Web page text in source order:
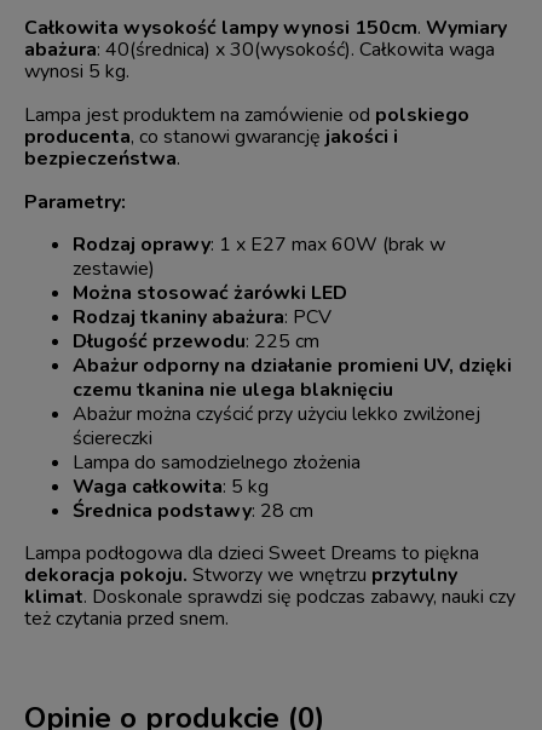
Całkowita wysokość lampy wynosi 150cm. Wymiary
abażura: 40(średnica) x 30(wysokość). Całkowita waga
wynosi 5 kg.
Lampa jest produktem na zamówienie od polskiego
producenta, co stanowi gwarancję jakości i
bezpieczeństwa.
Parametry:
Rodzaj oprawy: 1 x E27 max 60W (brak w
zestawie)
Można stosować żarówki LED
Rodzaj tkaniny abażura: PCV
Długość przewodu: 225 cm
Abażur odporny na działanie promieni UV, dzięki
czemu tkanina nie ulega blaknięciu
Abażur można czyścić przy użyciu lekko zwilżonej
ściereczki
Lampa do samodzielnego złożenia
Waga całkowita: 5 kg
Średnica podstawy: 28 cm
Lampa podłogowa dla dzieci Sweet Dreams to piękna
dekoracja pokoju. Stworzy we wnętrzu przytulny
klimat. Doskonale sprawdzi się podczas zabawy, nauki czy
też czytania przed snem.
Opinie o produkcie (0)